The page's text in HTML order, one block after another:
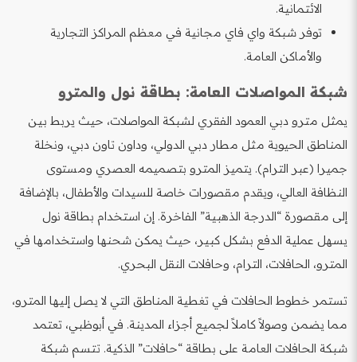
الائتمانية.
توفر شبكة واي فاي مجانية في معظم المراكز التجارية
والأماكن العامة.
شبكة المواصلات العامة: بطاقة نول والمترو
يمثل مترو دبي العمود الفقري لشبكة المواصلات، حيث يربط بين
المناطق الحيوية مثل مطار دبي الدولي، وداون تاون دبي، ونخلة
جميرا (عبر الترام). يتميز المترو بتصميمه العصري ومستوى
النظافة العالي، ويقدم مقصورات خاصة للسيدات والأطفال، بالإضافة
إلى مقصورة “الدرجة الذهبية” الفاخرة. إن استخدام بطاقة نول
يسهل عملية الدفع بشكل كبير، حيث يمكن شحنها واستخدامها في
المترو، الحافلات، الترام، وحافلات النقل البحري.
تستمر خطوط الحافلات في تغطية المناطق التي لا يصل إليها المترو،
مما يضمن وصولاً كاملاً لجميع أجزاء المدينة. في أبوظبي، تعتمد
شبكة الحافلات العامة على بطاقة “حافلات” الذكية. تتسم شبكة